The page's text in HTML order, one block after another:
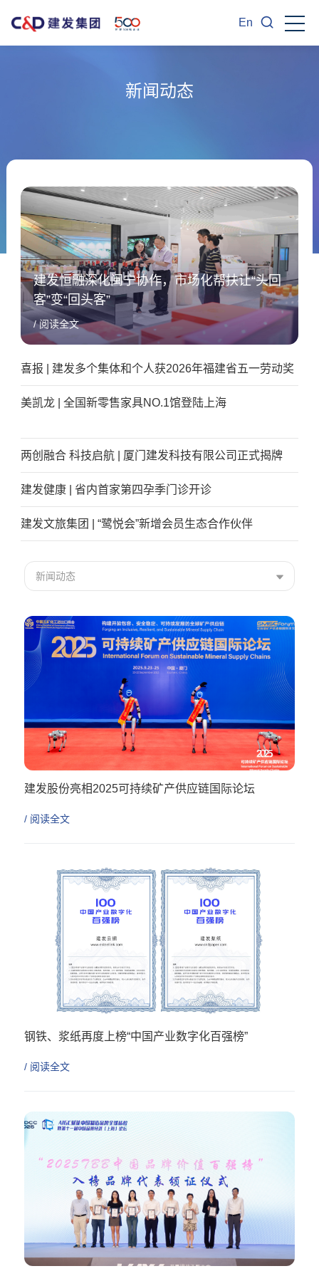
En
新闻动态
建发恒融深化闽宁协作，市场化帮扶让“头回
客”变“回头客”
/ 阅读全文
喜报 | 建发多个集体和个人获2026年福建省五一劳动奖
美凯龙 | 全国新零售家具NO.1馆登陆上海
两创融合 科技启航 | 厦门建发科技有限公司正式揭牌
建发健康 | 省内首家第四孕季门诊开诊
建发文旅集团 | “鹭悦会”新增会员生态合作伙伴
新闻动态
建发股份亮相2025可持续矿产供应链国际论坛
/ 阅读全文
钢铁、浆纸再度上榜“中国产业数字化百强榜”
/ 阅读全文